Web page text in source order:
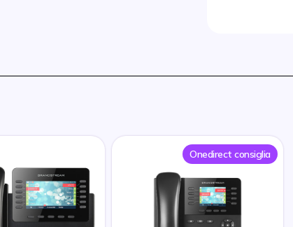
Onedirect consiglia